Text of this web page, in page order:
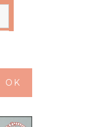
OK